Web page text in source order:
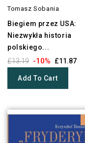
Tomasz Sobania
Biegiem przez USA:
Niezwykła historia
polskiego...
£13.19 -10% £11.87
Add To Cart